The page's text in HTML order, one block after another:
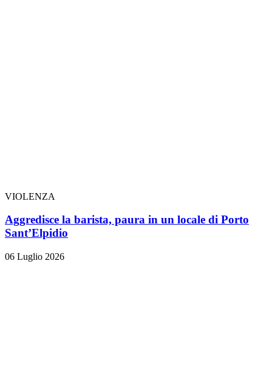
VIOLENZA
Aggredisce la barista, paura in un locale di Porto
Sant’Elpidio
06 Luglio 2026